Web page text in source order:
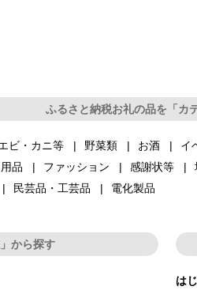
ふるさと納税お礼の品を「カ
ビ・カニ等 野菜類 お酒 イ
品 ファッション 感謝状等
民芸品・工芸品 電化製品
から探す
は